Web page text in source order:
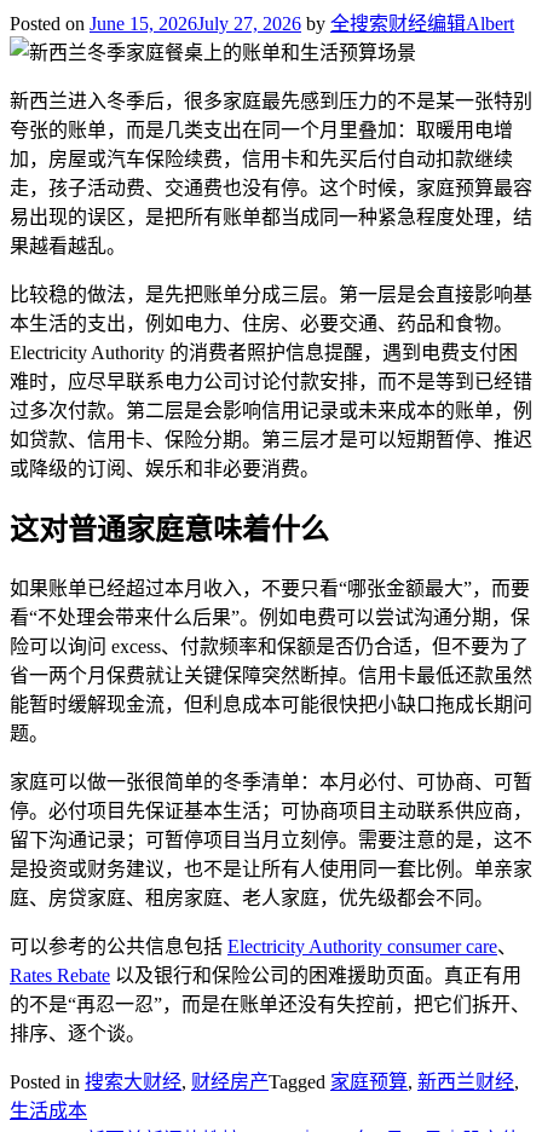
Posted on June 15, 2026July 27, 2026 by 全搜索财经编辑Albert
新西兰进入冬季后，很多家庭最先感到压力的不是某一张特别
夸张的账单，而是几类支出在同一个月里叠加：取暖用电增
加，房屋或汽车保险续费，信用卡和先买后付自动扣款继续
走，孩子活动费、交通费也没有停。这个时候，家庭预算最容
易出现的误区，是把所有账单都当成同一种紧急程度处理，结
果越看越乱。
比较稳的做法，是先把账单分成三层。第一层是会直接影响基
本生活的支出，例如电力、住房、必要交通、药品和食物。
Electricity Authority 的消费者照护信息提醒，遇到电费支付困
难时，应尽早联系电力公司讨论付款安排，而不是等到已经错
过多次付款。第二层是会影响信用记录或未来成本的账单，例
如贷款、信用卡、保险分期。第三层才是可以短期暂停、推迟
或降级的订阅、娱乐和非必要消费。
这对普通家庭意味着什么
如果账单已经超过本月收入，不要只看“哪张金额最大”，而要
看“不处理会带来什么后果”。例如电费可以尝试沟通分期，保
险可以询问 excess、付款频率和保额是否仍合适，但不要为了
省一两个月保费就让关键保障突然断掉。信用卡最低还款虽然
能暂时缓解现金流，但利息成本可能很快把小缺口拖成长期问
题。
家庭可以做一张很简单的冬季清单：本月必付、可协商、可暂
停。必付项目先保证基本生活；可协商项目主动联系供应商，
留下沟通记录；可暂停项目当月立刻停。需要注意的是，这不
是投资或财务建议，也不是让所有人使用同一套比例。单亲家
庭、房贷家庭、租房家庭、老人家庭，优先级都会不同。
可以参考的公共信息包括 Electricity Authority consumer care、
Rates Rebate 以及银行和保险公司的困难援助页面。真正有用
的不是“再忍一忍”，而是在账单还没有失控前，把它们拆开、
排序、逐个谈。
Posted in 搜索大财经, 财经房产Tagged 家庭预算, 新西兰财经,
生活成本